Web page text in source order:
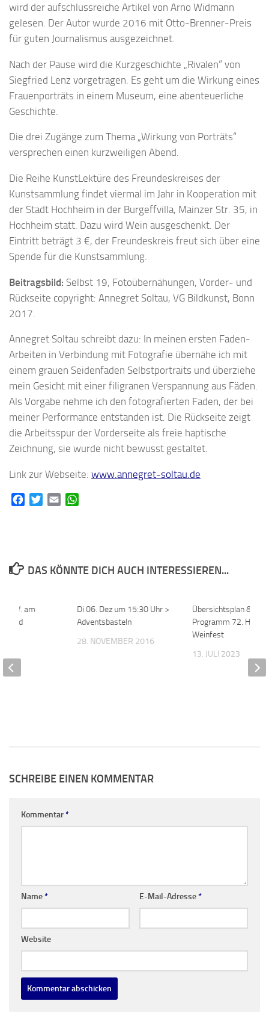
wird der aufschlussreiche Artikel von Arno Widmann
gelesen. Der Autor wurde 2016 mit Otto-Brenner-Preis
für guten Journalismus ausgezeichnet.
Nach der Pause wird die Kurzgeschichte „Rivalen“ von
Siegfried Lenz vorgetragen. Es geht um die Wirkung eines
Frauenporträts in einem Museum, eine abenteuerliche
Geschichte.
Die drei Zugänge zum Thema „Wirkung von Porträts“
versprechen einen kurzweiligen Abend.
Die Reihe KunstLektüre des Freundeskreises der
Kunstsammlung findet viermal im Jahr in Kooperation mit
der Stadt Hochheim in der Burgeffvilla, Mainzer Str. 35, in
Hochheim statt. Dazu wird Wein ausgeschenkt. Der
Eintritt beträgt 3 €, der Freundeskreis freut sich über eine
Spende für die Kunstsammlung.
Beitragsbild: Selbst 19, Fotoübernähungen, Vorder- und
Rückseite copyright: Annegret Soltau, VG Bildkunst, Bonn
2017.
Annegret Soltau schreibt dazu: In meinen ersten Faden-
Arbeiten in Verbindung mit Fotografie übernähe ich mit
einem grauen Seidenfaden Selbstportraits und überziehe
mein Gesicht mit einer filigranen Verspannung aus Fäden.
Als Vorgabe nehme ich den fotografierten Faden, der bei
meiner Performance entstanden ist. Die Rückseite zeigt
die Arbeitsspur der Vorderseite als freie haptische
Zeichnung, sie wurde nicht bewusst gestaltet.
Link zur Webseite: www.annegret-soltau.de
FacebookTwitterEmail
DAS KÖNNTE DICH AUCH INTERESSIEREN...
Di 06. Dez um 15:30 Uhr >
Adventsbasteln
28. NOVEMBER 2016
Übersichtsplan &
Programm 72.
Weinfest
13. JULI 2023
e. V. am
SCHREIBE EINEN KOMMENTAR
Kommentar*
Name* E-Mail-Adresse*
Website